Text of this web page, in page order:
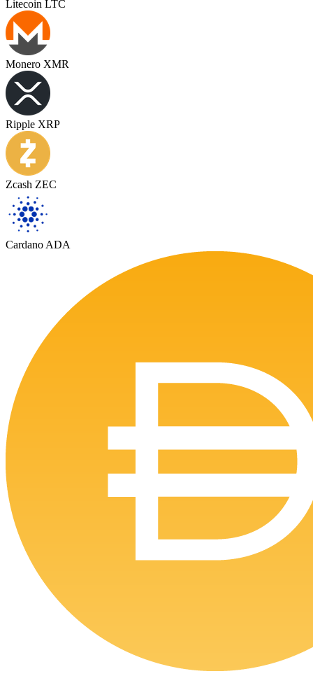
Litecoin LTC
Monero XMR
Ripple XRP
Zcash ZEC
Cardano ADA